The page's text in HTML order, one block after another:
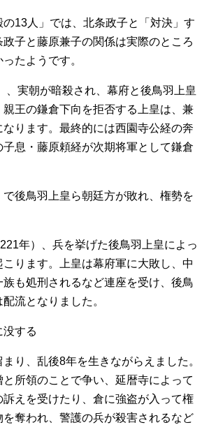
13人」では、北条政子と「対決」す
子と藤原兼子の関係は実際のところ
たようです。
、実朝が暗殺され、幕府と後鳥羽上皇
王の鎌倉下向を拒否する上皇は、兼
ります。最終的には西園寺公経の奔
息・藤原頼経が次期将軍として鎌倉
で後鳥羽上皇ら朝廷方が敗れ、権勢を
年）、兵を挙げた後鳥羽上皇によっ
ります。上皇は幕府軍に大敗し、中
も処刑されるなど連座を受け、後鳥
流となりました。
没する
り、乱後8年を生きながらえました。
所領のことで争い、延暦寺によって
えを受けたり、倉に強盗が入って権
奪われ、警護の兵が殺害されるなど